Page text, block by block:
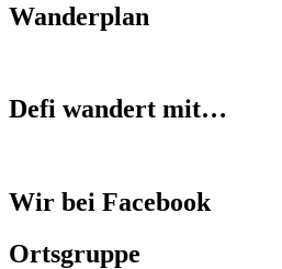
Wanderplan
Defi wandert mit…
Wir bei Facebook
Ortsgruppe